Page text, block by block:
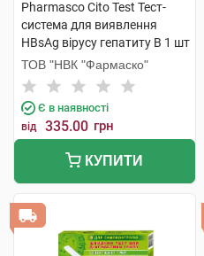
Pharmasco Cito Test Тест-
система для виявлення
HBsAg вірусу гепатиту B 1 шт
ТОВ "НВК "Фармаско"
Є в наявності
від 335.00 грн
КУПИТИ